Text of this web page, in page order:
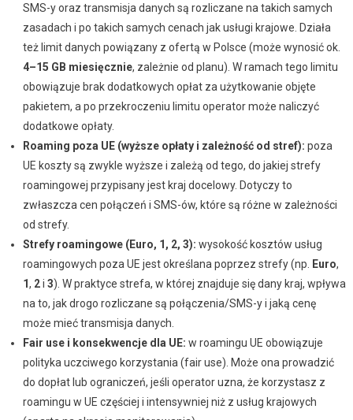
SMS-y oraz transmisja danych są rozliczane na takich samych
zasadach i po takich samych cenach jak usługi krajowe. Działa
też limit danych powiązany z ofertą w Polsce (może wynosić ok.
4–15 GB miesięcznie, zależnie od planu). W ramach tego limitu
obowiązuje brak dodatkowych opłat za użytkowanie objęte
pakietem, a po przekroczeniu limitu operator może naliczyć
dodatkowe opłaty.
Roaming poza UE (wyższe opłaty i zależność od stref): poza
UE koszty są zwykle wyższe i zależą od tego, do jakiej strefy
roamingowej przypisany jest kraj docelowy. Dotyczy to
zwłaszcza cen połączeń i SMS-ów, które są różne w zależności
od strefy.
Strefy roamingowe (Euro, 1, 2, 3): wysokość kosztów usług
roamingowych poza UE jest określana poprzez strefy (np. Euro,
1, 2i 3). W praktyce strefa, w której znajduje się dany kraj, wpływa
na to, jak drogo rozliczane są połączenia/SMS-y i jaką cenę
może mieć transmisja danych.
Fair use i konsekwencje dla UE: w roamingu UE obowiązuje
polityka uczciwego korzystania (fair use). Może ona prowadzić
do dopłat lub ograniczeń, jeśli operator uzna, że korzystasz z
roamingu w UE częściej i intensywniej niż z usług krajowych